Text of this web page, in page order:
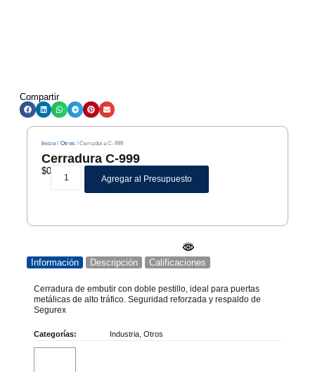
Compartir
Inicio/ Otros / Cerradura C-999
Cerradura C-999
$0
Agregar al Presupuesto
Información Descripción Calificaciones
Cerradura de embutir con doble pestillo, ideal para puertas
metálicas de alto tráfico. Seguridad reforzada y respaldo de
Segurex
Categorías: Industria Otros